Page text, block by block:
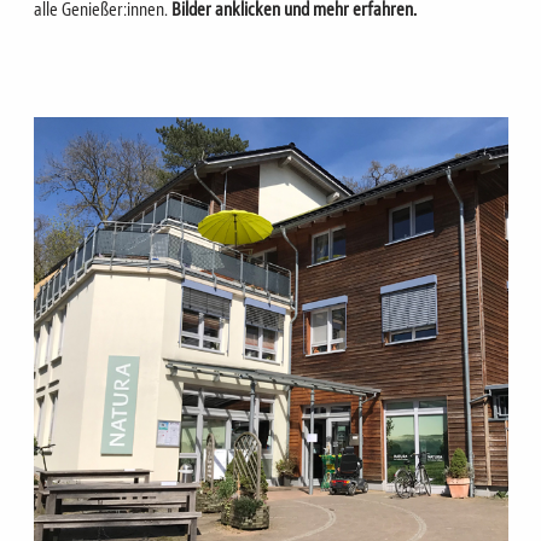
alle Genießer:innen. Bilder anklicken und mehr erfahren.